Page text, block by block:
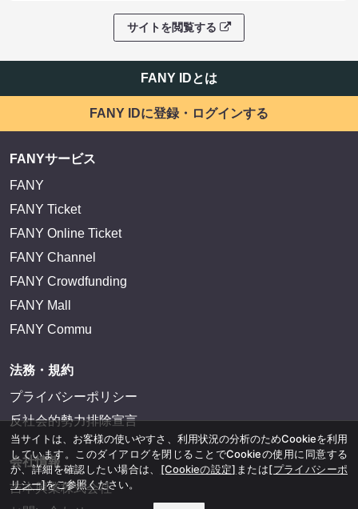
サイトを閲覧する
FANY IDとは
FANY IDに登録・ログインする
FANYサービス
FANY
FANY Ticket
FANY Online Ticket
FANY Channel
FANY Crowdfunding
FANY Mall
FANY Commu
法務・規約
プライバシーポリシー
反社会的勢力排除宣言
会社情報
吉本興業株式会社
当サイトは、お客様の使いやすさ、利用状況の分析のためCookieを利用
しています。このダイアログを閉じることでCookieの使用に同意する
か、詳細を確認したい場合は、 [Cookieの設定] または[プライバシーポ
リシー]をご参照ください。